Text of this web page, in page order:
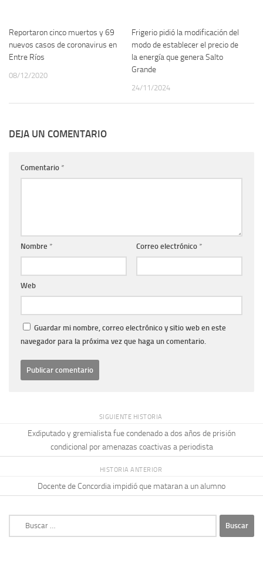
Reportaron cinco muertos y 69
nuevos casos de coronavirus en
Entre Ríos
08/12/2020
Frigerio pidió la modificación del
modo de establecer el precio de
la energía que genera Salto
Grande
24/11/2024
DEJA UN COMENTARIO
Comentario *
Nombre * Correo electrónico *
Web
Guardar mi nombre, correo electrónico y sitio web en este
navegador para la próxima vez que haga un comentario.
SIGUIENTE HISTORIA
Exdiputado y gremialista fue condenado a dos años de prisión
condicional por amenazas coactivas a periodista
HISTORIA ANTERIOR
Docente de Concordia impidió que mataran a un alumno